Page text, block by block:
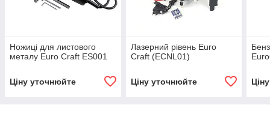
Ножиці для листового
металу Euro Craft ES001
Ціну уточнюйте
Лазерний рівень Euro
Craft (ECNL01)
Ціну уточнюйте